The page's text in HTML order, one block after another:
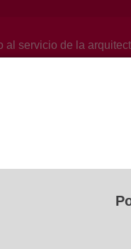
al servicio de la